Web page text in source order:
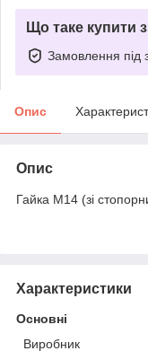
Що таке купити
Замовлення під
Опис
Опис
Гайка М14 (зі
Характеристики
Основні
Виробник